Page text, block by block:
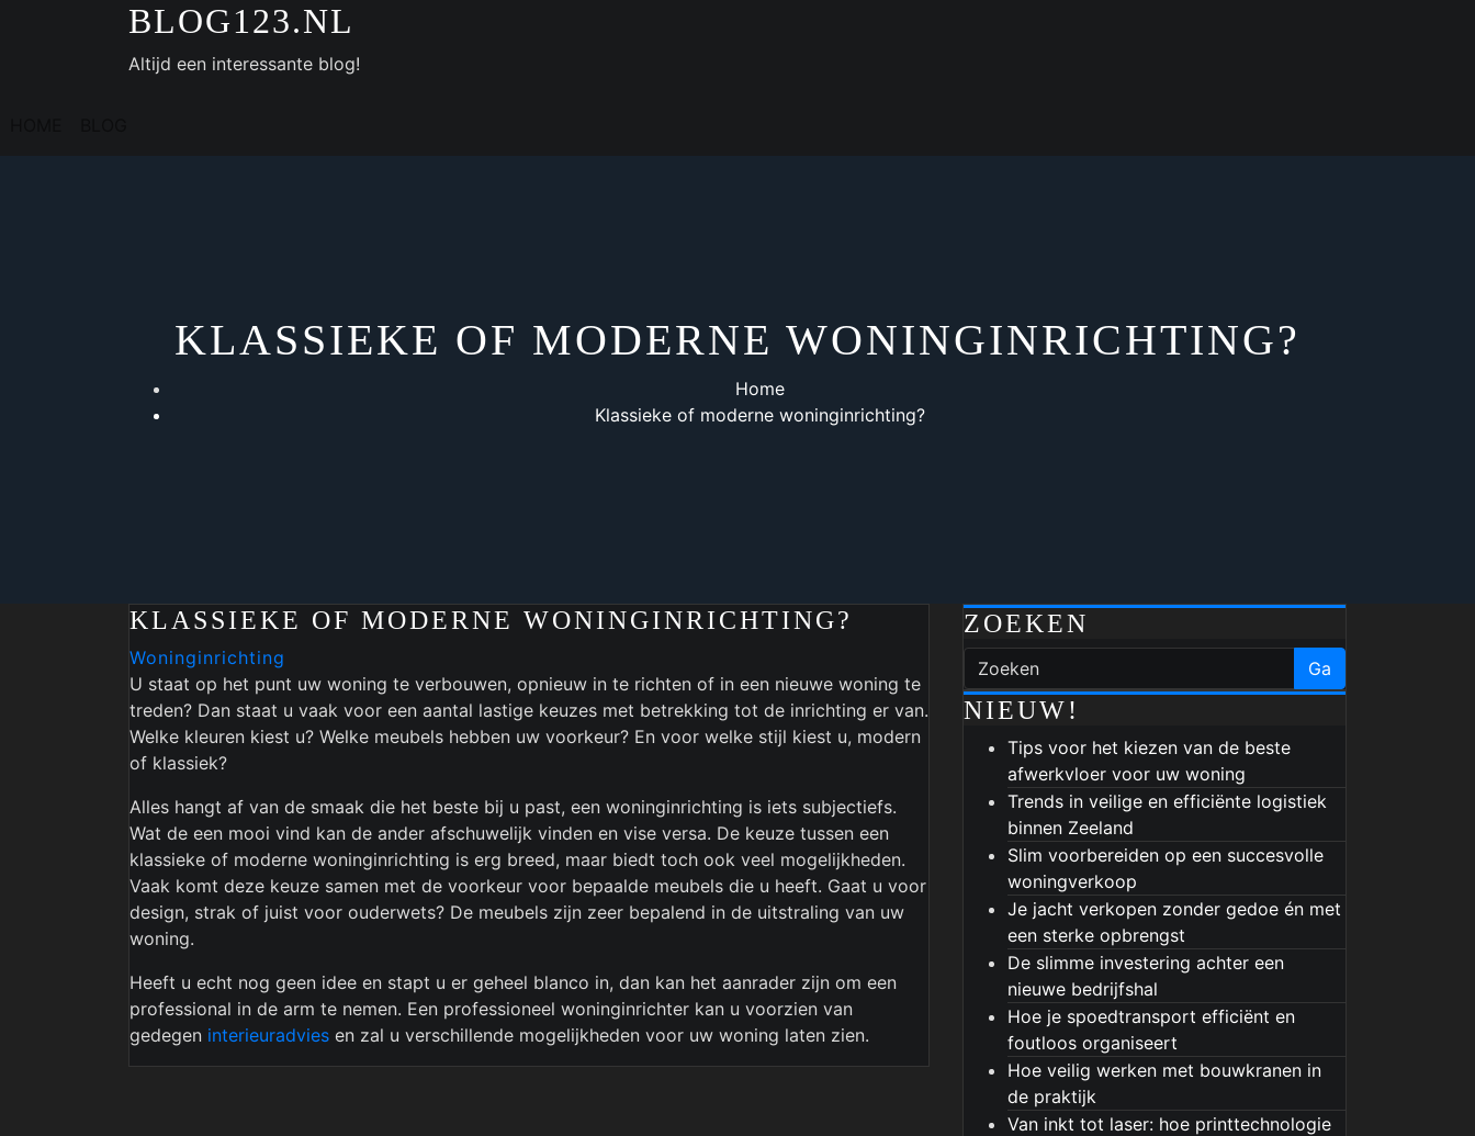
BLOG123.NL
Altijd een interessante blog!
KLASSIEKE OF MODERNE WONINGINRICHTING?
Home
Klassieke of moderne woninginrichting?
KLASSIEKE OF MODERNE WONINGINRICHTING?
Woninginrichting
U staat op het punt uw woning te verbouwen, opnieuw in te richten of in een nieuwe woning te
treden? Dan staat u vaak voor een aantal lastige keuzes met betrekking tot de inrichting er van.
Welke kleuren kiest u? Welke meubels hebben uw voorkeur? En voor welke stijl kiest u, modern
of klassiek?
Alles hangt af van de smaak die het beste bij u past, een woninginrichting is iets subjectiefs.
Wat de een mooi vind kan de ander afschuwelijk vinden en vise versa. De keuze tussen een
klassieke of moderne woninginrichting is erg breed, maar biedt toch ook veel mogelijkheden.
Vaak komt deze keuze samen met de voorkeur voor bepaalde meubels die u heeft. Gaat u voor
design, strak of juist voor ouderwets? De meubels zijn zeer bepalend in de uitstraling van uw
woning.
Heeft u echt nog geen idee en stapt u er geheel blanco in, dan kan het aanrader zijn om een
professional in de arm te nemen. Een professioneel woninginrichter kan u voorzien van
gedegen interieuradvies en zal u verschillende mogelijkheden voor uw woning laten zien.
ZOEKEN
Ga
NIEUW!
Tips voor het kiezen van de beste
afwerkvloer voor uw woning
Trends in veilige en efficiënte logistiek
binnen Zeeland
Slim voorbereiden op een succesvolle
woningverkoop
Je jacht verkopen zonder gedoe én met
een sterke opbrengst
De slimme investering achter een
nieuwe bedrijfshal
Hoe je spoedtransport efficiënt en
foutloos organiseert
Hoe veilig werken met bouwkranen in
de praktijk
Van inkt tot laser: hoe printtechnologie